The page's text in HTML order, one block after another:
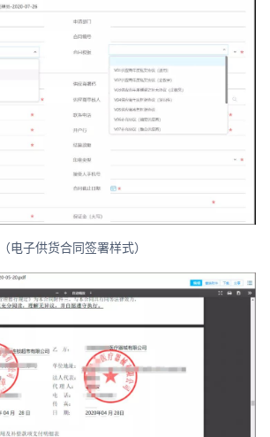
（电子供货合同签署样式）